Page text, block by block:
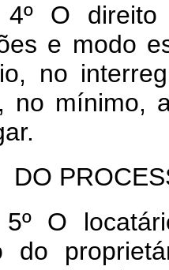
4º O direito
e modo
no
no mínimo,
DO
O
do